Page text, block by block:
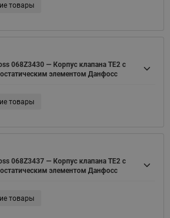
товары
068Z3430 — Корпус клапана TE2 с
элементом Данфосс
товары
068Z3437 — Корпус клапана TE2 с
элементом Данфосс
товары